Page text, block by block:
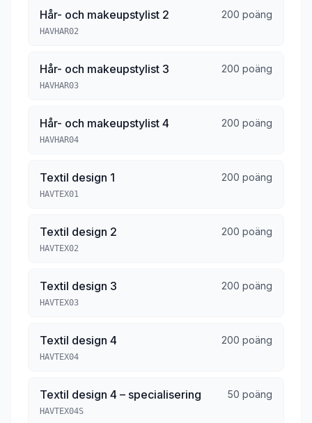
Hår- och makeupstylist 2 200 poäng
HAVHAR02
Hår- och makeupstylist 3 200 poäng
HAVHAR03
Hår- och makeupstylist 4 200 poäng
HAVHAR04
Textil design 1 200 poäng
HAVTEX01
Textil design 2 200 poäng
HAVTEX02
Textil design 3 200 poäng
HAVTEX03
Textil design 4 200 poäng
HAVTEX04
Textil design 4 – specialisering 50 poäng
HAVTEX04S